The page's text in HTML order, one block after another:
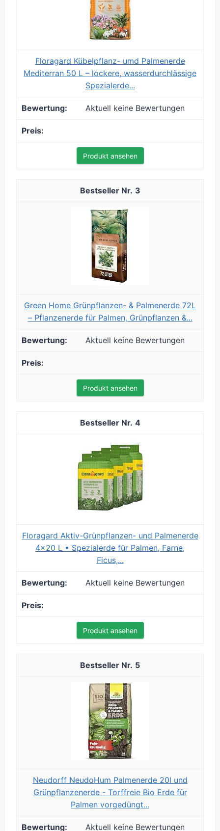
Floragard Kübelpflanz- umd Palmenerde
Mediterran 50 L – lockere, wasserdurchlässige
Spezialerde...
Aktuell keine Bewertungen
Produkt ansehen
3
Green Home Grünpflanzen- & Palmenerde 72L
– Pflanzenerde für Palmen, Grünpflanzen &...
Aktuell keine Bewertungen
Produkt ansehen
4
Floragard Aktiv-Grünpflanzen- und Palmenerde
4x20 L • Spezialerde für Palmen, Farne,
Ficus,...
Aktuell keine Bewertungen
Produkt ansehen
5
Neudorff NeudoHum Palmenerde 20l und
Grünpflanzenerde - Torffreie Bio Erde für
Palmen vorgedüngt...
Aktuell keine Bewertungen